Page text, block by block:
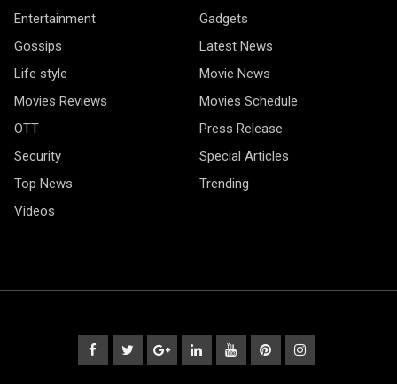
Entertainment
Gadgets
Gossips
Latest News
Life style
Movie News
Movies Reviews
Movies Schedule
OTT
Press Release
Security
Special Articles
Top News
Trending
Videos